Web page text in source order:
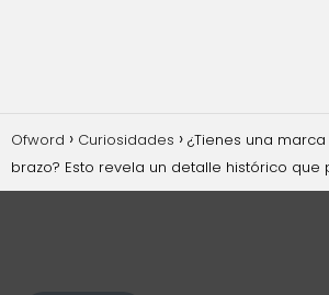
Ofword Curiosidades
¿Tienes una
brazo? Esto revela un detalle histórico